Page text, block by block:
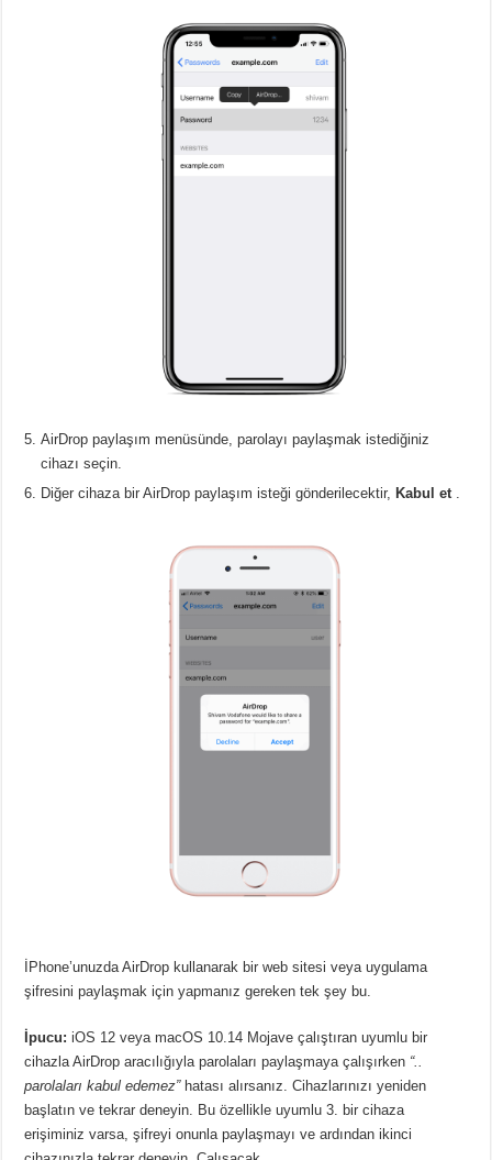
AirDrop paylaşım menüsünde, parolayı paylaşmak istediğiniz
cihazı seçin.
Diğer cihaza bir AirDrop paylaşım isteği gönderilecektir, Kabul et.
İPhone’unuzda AirDrop kullanarak bir web sitesi veya uygulama
şifresini paylaşmak için yapmanız gereken tek şey bu.
İpucu: iOS 12 veya macOS 10.14 Mojave çalıştıran uyumlu bir
cihazla AirDrop aracılığıyla parolaları paylaşmaya çalışırken “..
parolaları kabul edemez”hatası alırsanız. Cihazlarınızı yeniden
başlatın ve tekrar deneyin. Bu özellikle uyumlu 3. bir cihaza
erişiminiz varsa, şifreyi onunla paylaşmayı ve ardından ikinci